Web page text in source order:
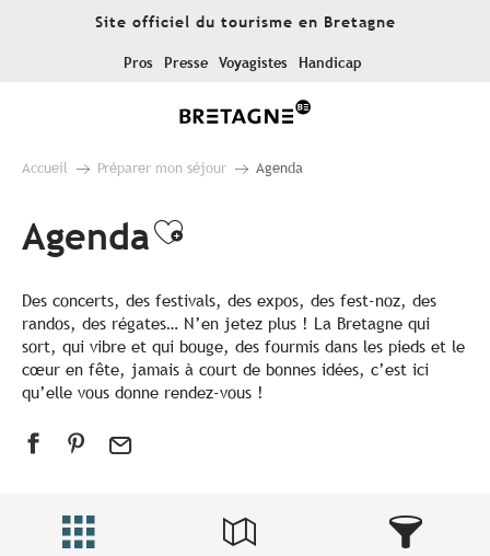
Site officiel du tourisme en Bretagne
Pros Presse Voyagistes Handicap
Accueil Préparer mon séjour Agenda
AgendaAjouter aux favoris
Des concerts, des festivals, des expos, des fest-noz, des
randos, des régates… N’en jetez plus ! La Bretagne qui
sort, qui vibre et qui bouge, des fourmis dans les pieds et le
cœur en fête, jamais à court de bonnes idées, c’est ici
qu’elle vous donne rendez-vous !